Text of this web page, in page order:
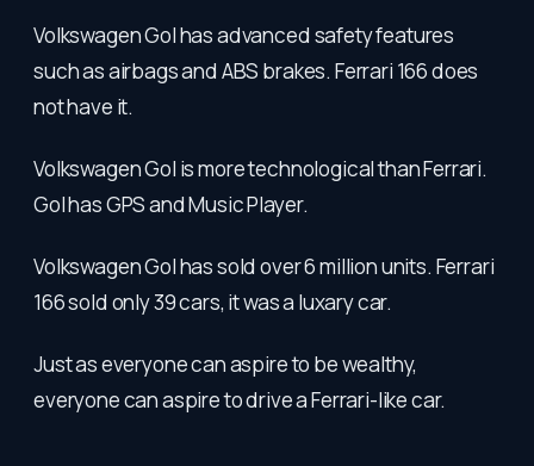
Volkswagen Gol has advanced safety features
such as airbags and ABS brakes. Ferrari 166 does
not have it.
Volkswagen Gol is more technological than Ferrari.
Gol has GPS and Music Player.
Volkswagen Gol has sold over 6 million units. Ferrari
166 sold only 39 cars, it was a luxary car.
Just as everyone can aspire to be wealthy,
everyone can aspire to drive a Ferrari-like car.